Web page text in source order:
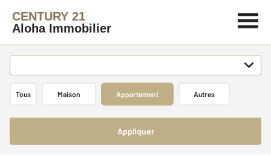
CENTURY 21
Aloha Immobilier
Tous Maison Appartement Autres
Appliquer